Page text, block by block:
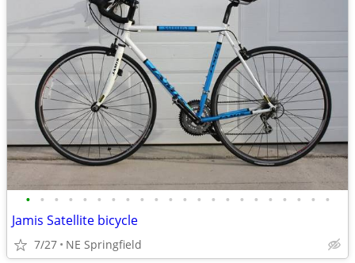
• • • • • • • • • • • • • • • • • • • • • •
Jamis Satellite bicycle
7/27 NE Springfield